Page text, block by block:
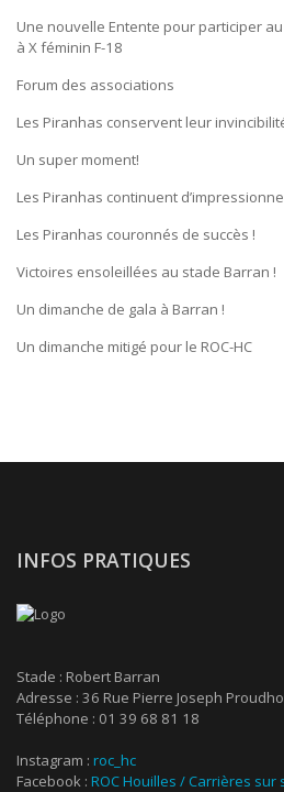
Une nouvelle Entente pour participer
à X féminin F-18
Forum des associations
Les Piranhas conservent leur
Un super moment!
Les Piranhas continuent
Les Piranhas couronnés de succès !
Victoires ensoleillées au stade Barran !
Un dimanche de gala à Barran !
Un dimanche mitigé pour le ROC-HC
INFOS PRATIQUES
Stade : Robert Barran
Adresse : 36 Rue Pierre Joseph
Téléphone : 01 39 68 81 18
Instagram : roc_hc
Facebook : ROC Houilles / Carrières sur